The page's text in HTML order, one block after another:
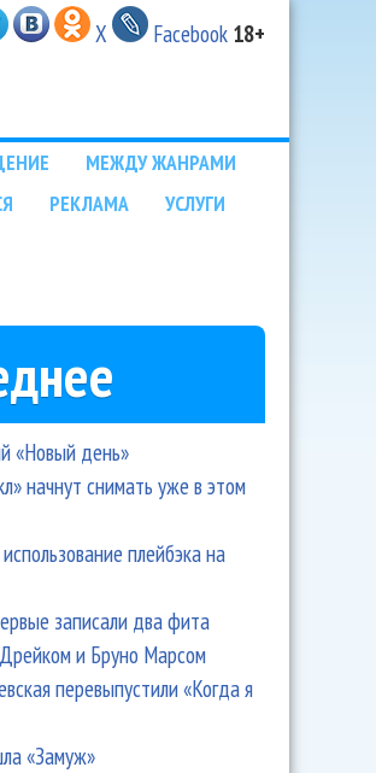
X Facebook 18+
МЕЖДУ ЖАНРАМИ
РЕКЛАМА
УСЛУГИ
«Новый день»
начнут снимать уже в этом
плейбэка на
записали два фита
и Бруно Марсом
перевыпустили «Когда я
«Замуж»